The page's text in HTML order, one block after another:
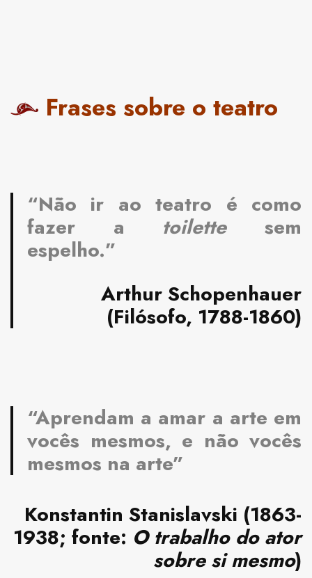
Frases sobre o teatro
“Não ir ao teatro é como
fazer a toilettesem
espelho.”
Arthur Schopenhauer
(Filósofo, 1788-1860)
“Aprendam a amar a arte em
vocês mesmos, e não vocês
mesmos na arte”
Konstantin Stanislavski (1863-
1938; fonte: O trabalho do ator
sobre si mesmo)